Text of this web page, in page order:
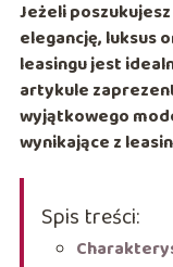
Jeżeli
elegancję, luksus
leasingu jest
artykule
wyjątkowego
wynikające z
Spis treści: